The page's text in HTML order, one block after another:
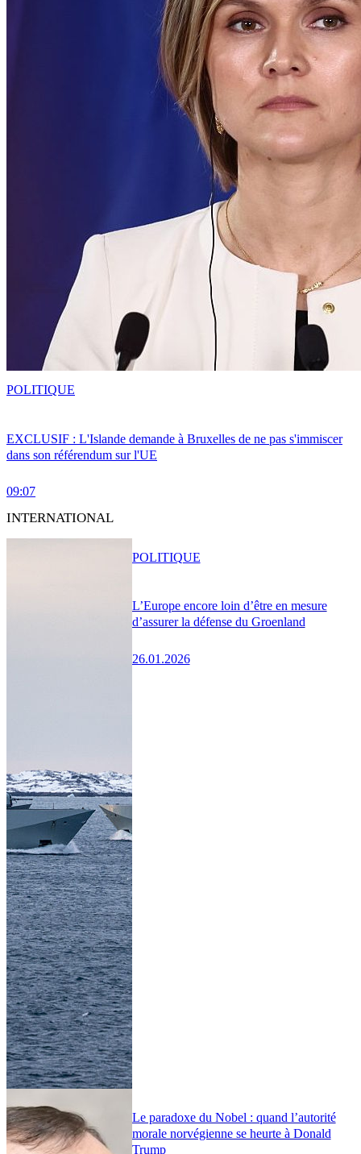
EXCLUSIF : L'Islande demande à Bruxelles de ne pas s'immiscer
dans son référendum sur l'UE
09:07
POLITIQUE
INTERNATIONAL
L’Europe encore loin d’être en mesure
d’assurer la défense du Groenland
26.01.2026
POLITIQUE
Le paradoxe du Nobel : quand l’autorité
morale norvégienne se heurte à Donald
Trump